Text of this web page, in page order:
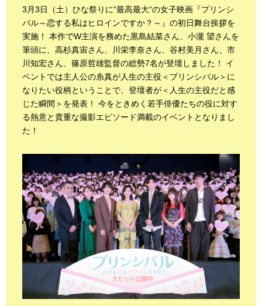
3月3日（土）ひな祭りに“最高最大“の女子映画『プリンシ
パル～恋する私はヒロインですか？～』の初日舞台挨拶を
実施！ 本作でW主演を務めた黒島結菜さん、小瀧 望さんを
筆頭に、高杉真宙さん、川栄李奈さん、谷村美月さん、市
川知宏さん、篠原哲雄監督の総勢7名が登壇しました！ イ
ベントでは主人公の糸真が人生の主役＜プリンシパル＞に
なりたい役柄ということで、登壇者が＜人生の主役だと感
じた瞬間＞を発表！ 今をときめく若手俳優たちの役に対す
る熱意と貴重な撮影エピソード満載のイベントとなりまし
た！